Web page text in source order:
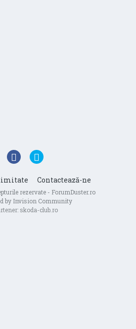
Contactează-ne
rezervate - ForumDuster.ro
by Invision Community
skoda-club.ro